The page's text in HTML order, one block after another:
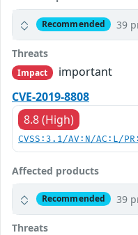
Recommended 39
Threats
Impact
important
CVE-2019-8808
8.8 (High)
CVSS:3.1/AV:N/AC:L/
Affected products
Recommended 39
Threats